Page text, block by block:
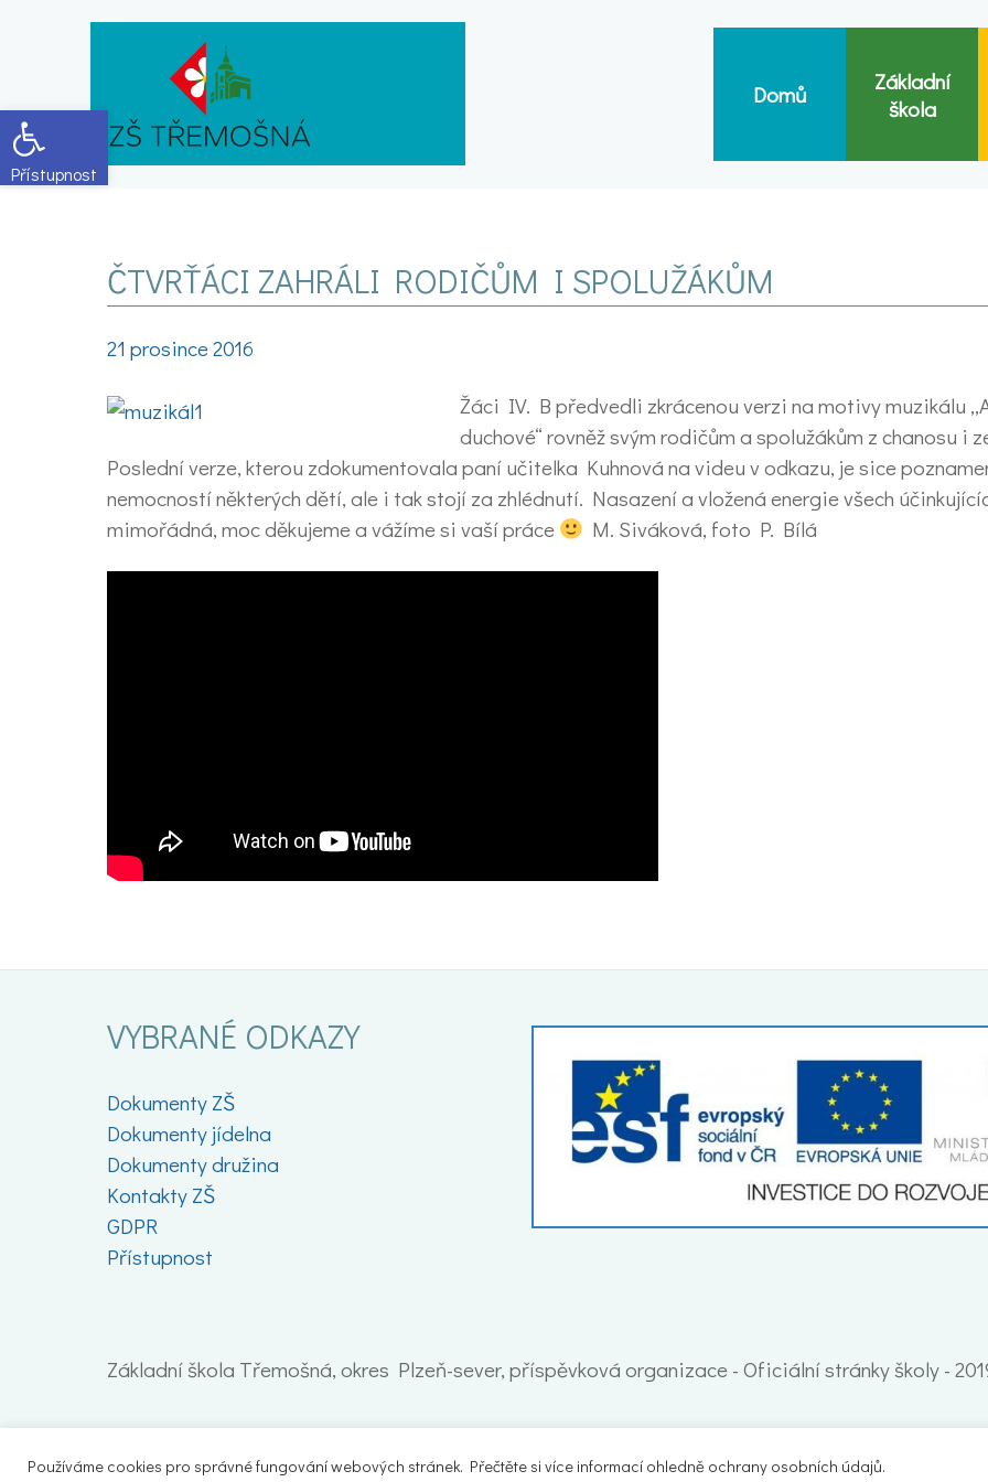
Open toolbar
Domů
Základní
škola
ČTVRŤÁCI ZAHRÁLI RODIČŮM I SPOLUŽÁKŮM
21 prosince 2016
Žáci IV. B předvedli zkrácenou verzi na motivy muzikálu
duchové“ rovněž svým rodičům a spolužákům z chanosu i
Poslední verze, kterou zdokumentovala paní učitelka Kuhnová na videu v odkazu, je sice
nemocností některých dětí, ale i tak stojí za zhlédnutí. Nasazení a vložená energie všech
mimořádná, moc děkujeme a vážíme si vaší práce
M. Siváková, foto P. Bílá
VYBRANÉ ODKAZY
Dokumenty ZŠ
Dokumenty jídelna
Dokumenty družina
Kontakty ZŠ
GDPR
Přístupnost
Základní škola Třemošná, okres Plzeň-sever, příspěvková organizace - Oficiální stránky školy -
Používáme cookies pro správné fungování webových stránek. Přečtěte si více informací ohledně ochrany osobních údajů.